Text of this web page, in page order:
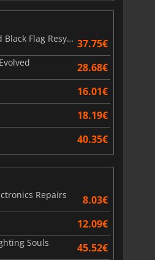
Assassin's Creed Black Flag Resynced 37.75€
28.68€
16.01€
18.19€
40.35€
Repairs
8.03€
12.09€
Souls 45.52€